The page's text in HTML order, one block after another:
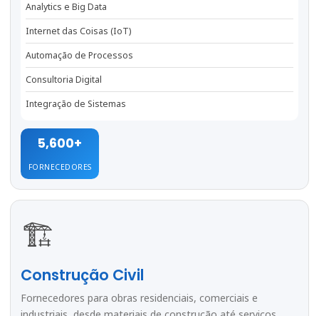
Analytics e Big Data
Internet das Coisas (IoT)
Automação de Processos
Consultoria Digital
Integração de Sistemas
5,600+
FORNECEDORES
🏗️
Construção Civil
Fornecedores para obras residenciais, comerciais e